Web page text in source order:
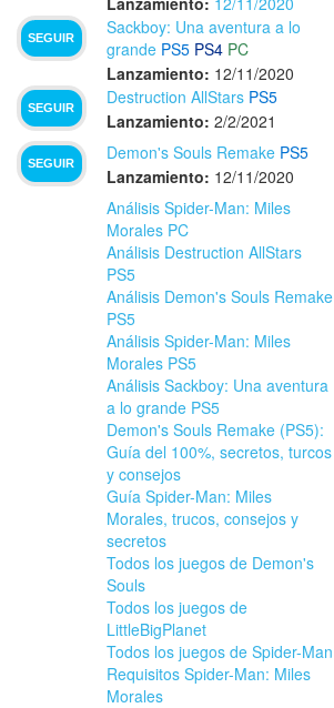
SEGUIR
Sackboy: Una aventura a lo
grande PS5 PS4 PC
Lanzamiento: 12/11/2020
SEGUIR
Destruction AllStars PS5
Lanzamiento: 2/2/2021
SEGUIR
Demon's Souls Remake PS5
Lanzamiento: 12/11/2020
Análisis Spider-Man: Miles
Morales PC
Análisis Destruction AllStars
PS5
Análisis Demon's Souls Remake
PS5
Análisis Spider-Man: Miles
Morales PS5
Análisis Sackboy: Una aventura
a lo grande PS5
Demon's Souls Remake (PS5):
Guía del 100%, secretos, turcos
y consejos
Guía Spider-Man: Miles
Morales, trucos, consejos y
secretos
Todos los juegos de Demon's
Souls
Todos los juegos de
LittleBigPlanet
Todos los juegos de Spider-Man
Requisitos Spider-Man: Miles
Morales